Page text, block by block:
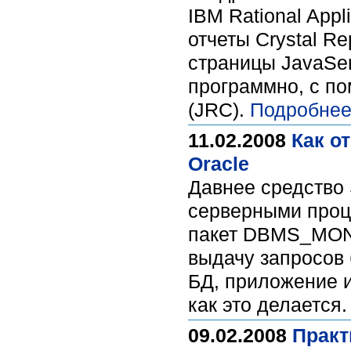
IBM Rational
отчеты Crystal
страницы
программно, с
(JRC).
11.02.2008 Как
Oracle
Давнее средство
серверными
пакет
выдачу
БД, приложение
как это
09.02.2008